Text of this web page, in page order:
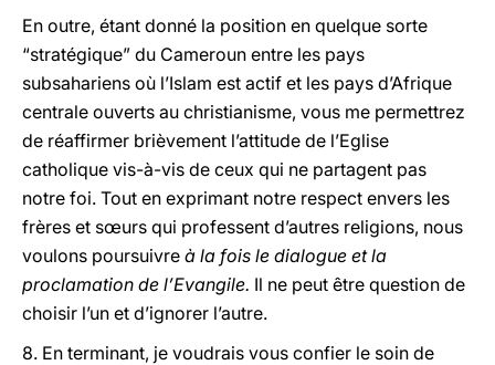
En outre, étant donné la position en quelque sorte
“stratégique” du Cameroun entre les pays
subsahariens où l’Islam est actif et les pays d’Afrique
centrale ouverts au christianisme, vous me permettrez
de réaffirmer brièvement l’attitude de l’Eglise
catholique vis-à-vis de ceux qui ne partagent pas
notre foi. Tout en exprimant notre respect envers les
frères et sœurs qui professent d’autres religions, nous
voulons poursuivre à la fois le dialogue et la
proclamation de l’Evangile. Il ne peut être question de
choisir l’un et d’ignorer l’autre.
8. En terminant, je voudrais vous confier le soin de